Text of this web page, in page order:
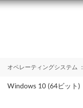
オペレーティングシステム ：
Windows 10 (64ビット)